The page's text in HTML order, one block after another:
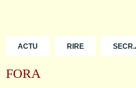
ACTU RIRE
FORA